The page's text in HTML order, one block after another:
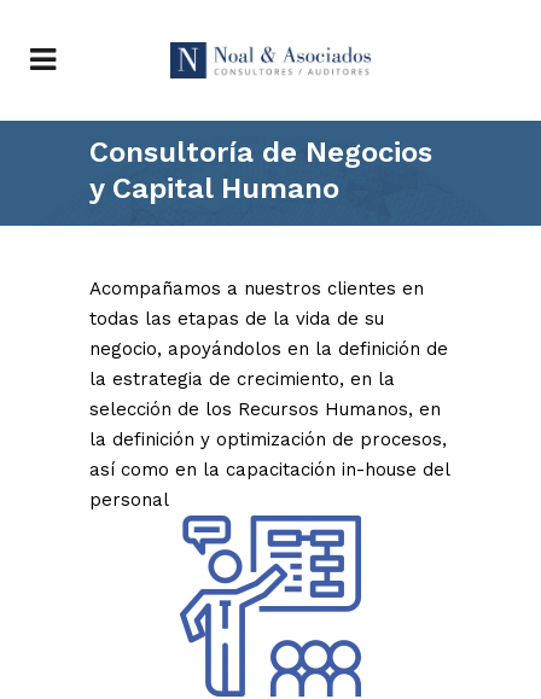
Consultoría de Negocios
y Capital Humano
Acompañamos a nuestros clientes en
todas las etapas de la vida de su
negocio, apoyándolos en la definición de
la estrategia de crecimiento, en la
selección de los Recursos Humanos, en
la definición y optimización de procesos,
así como en la capacitación in-house del
personal